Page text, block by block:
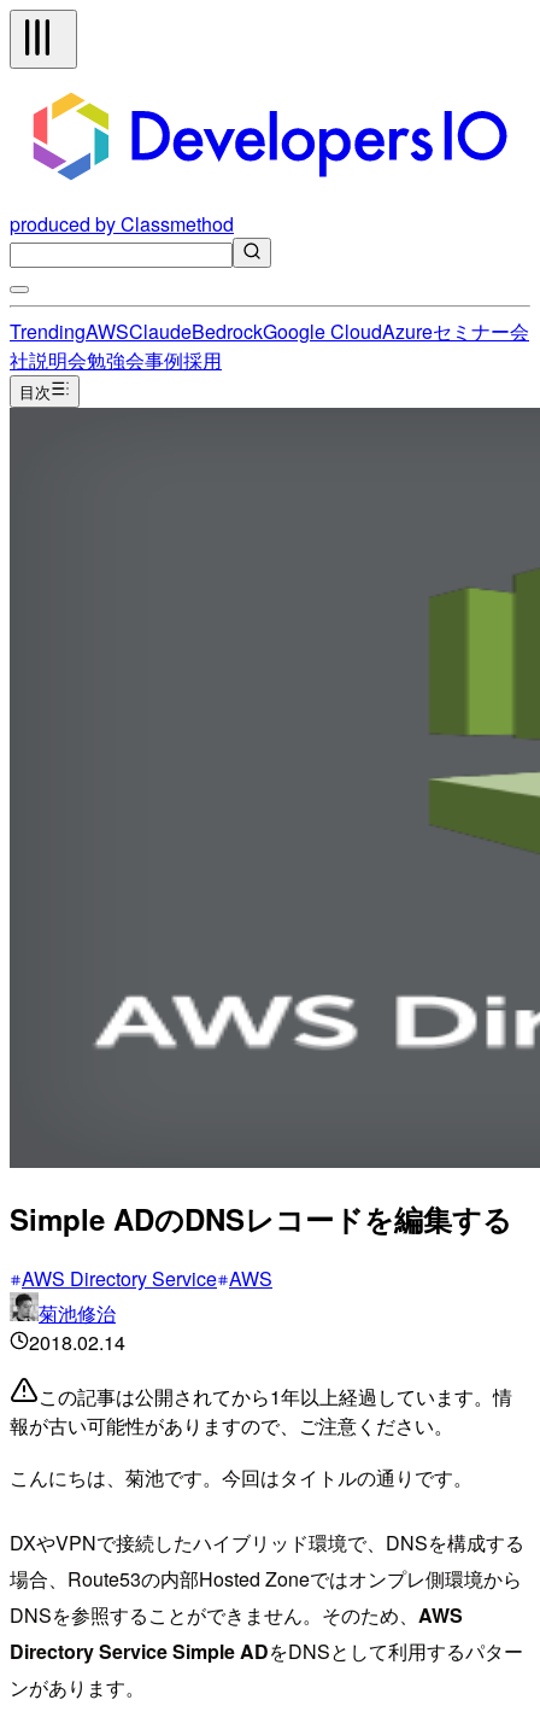
produced by Classmethod
TrendingAWSClaudeBedrockGoogle CloudAzureセミナー会
社説明会勉強会事例採用
目次
Simple ADのDNSレコードを編集する
AWS Directory Service AWS
菊池修治
2018.02.14
この記事は公開されてから1年以上経過しています。情
報が古い可能性がありますので、ご注意ください。
こんにちは、菊池です。今回はタイトルの通りです。
DXやVPNで接続したハイブリッド環境で、DNSを構成する
場合、Route53の内部Hosted Zoneではオンプレ側環境から
DNSを参照することができません。そのため、 AWS
Directory Service Simple ADをDNSとして利用するパター
ンがあります。